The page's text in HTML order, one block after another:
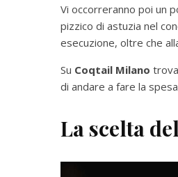
Vi occorreranno poi un
pizzico di astuzia nel
esecuzione, oltre che
Su Coqtail Milano
di andare a fare la
La scelta